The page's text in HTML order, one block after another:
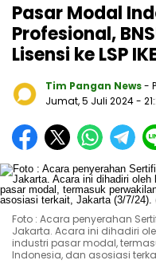
Pasar Modal
Profesional,
Lisensi ke LSP
Tim Pangan News-
Jumat, 5 Juli 2024-
Foto : Acara penyerahan
Jakarta. Acara ini dihadiri
industri pasar modal,
Indonesia, dan asosiasi